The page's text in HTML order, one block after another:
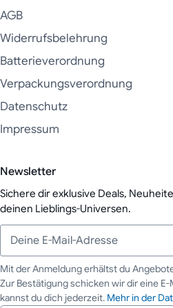
AGB
Widerrufsbelehrung
Batterieverordnung
Verpackungsverordnung
Datenschutz
Impressum
Newsletter
Sichere dir exklusive Deals,
deinen Lieblings-Universen.
Deine E-Mail-Adresse
Mit der Anmeldung erhältst du
Zur Bestätigung schicken wir dir eine
kannst du dich jederzeit. Mehr in der